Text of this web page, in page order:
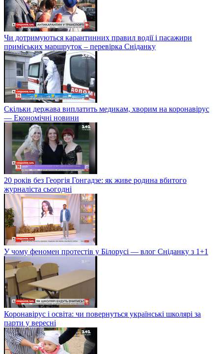
Чи дотримуються карантинних правил водії і пасажири
приміських маршруток – перевірка Сніданку
Скільки держава виплатить медикам, хворим на коронавірус
— Економічні новини
20 років без Георгія Гонгадзе: як живе родина вбитого
журналіста сьогодні
У чому феномен протестів у Білорусі — влог Сніданку з 1+1
Коронавірус і освіта: чи повернуться українські школярі за
парти у вересні